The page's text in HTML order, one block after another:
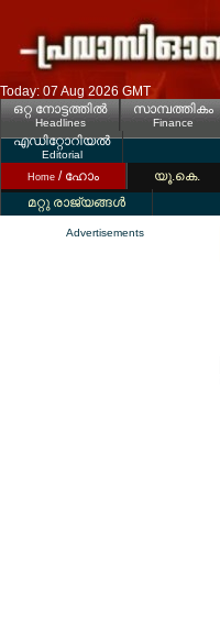
Today: 07 Aug 2026 GMT
ഒറ്റ നോട്ടത്തില്‍
Headlines
സാമ്പത്തികം
Finance
എഡിറ്റോറിയല്‍
Editorial
Home / ഹോം യൂ.കെ.
മറ്റു രാജ്യങ്ങള്‍
Advertisements